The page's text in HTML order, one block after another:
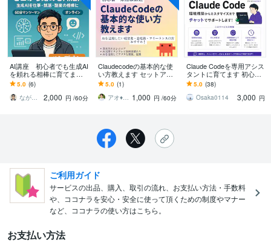
AI講座 初心者でも生成AI
を頼れる相棒に育てます
～業務効率化・就活・副
業・日常生活をAIでフル
活用～
5.0 (6)
ながなが＠AI＆副業コンサル
2,000 円 /60分
Claudecodeの基本的な使
い方教えます セットアッ
プから基本的な使い方ま
で丁寧にレクチャー
5.0 (1)
アオ♦︎生成AI活用支援 1,000 円 /60分
Claude Codeを専用アシス
タントに育てます 初心者
大歓迎！環境構築や用途
に合うルール・スキルを
作成します
5.0 (38)
Osaka0114
3,000 円
ご利用ガイド
サービスの出品、購入、取引の流れ、お支払い方法・手数料
や、ココナラを安心・安全に使って頂くための制度やマナー
など、ココナラの使い方はこちら。
お支払い方法